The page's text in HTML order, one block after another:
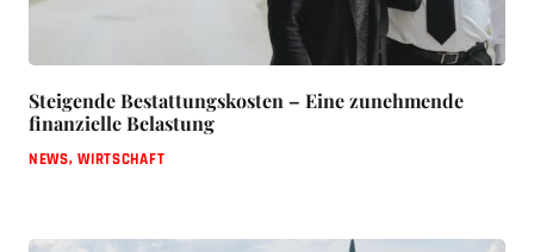
Steigende Bestattungskosten – Eine zunehmende
finanzielle Belastung
NEWS,WIRTSCHAFT